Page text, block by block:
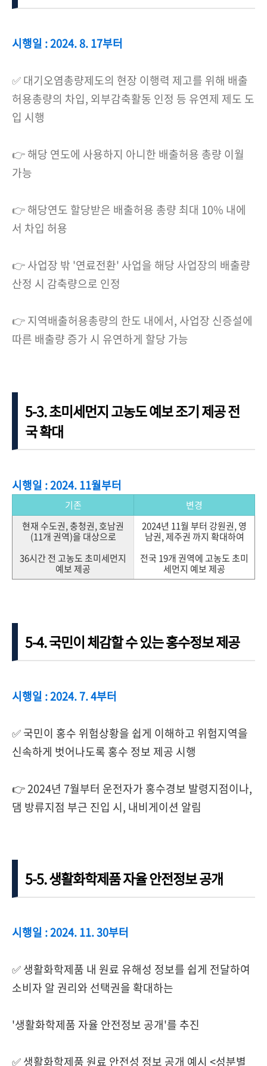
시행일 : 2024. 8. 17부터
✅ 대기오염총량제도의 현장 이행력 제고를 위해 배출
허용총량의 차입, 외부감축활동 인정 등 유연제 제도 도
입 시행
👉 해당 연도에 사용하지 아니한 배출허용 총량 이월
가능
👉 해당연도 할당받은 배출허용 총량 최대 10% 내에
서 차입 허용
👉 사업장 밖 '연료전환' 사업을 해당 사업장의 배출량
산정 시 감축량으로 인정
👉 지역배출허용총량의 한도 내에서, 사업장 신증설에
따른 배출량 증가 시 유연하게 할당 가능
5-3. 초미세먼지 고농도 예보 조기 제공 전
국 확대
시행일 : 2024. 11월부터
기존
변경
현재 수도권, 충청권, 호남권
(11개 권역)을 대상으로
36시간 전 고농도 초미세먼지
예보 제공
2024년 11월 부터 강원권, 영
남권, 제주권 까지 확대하여
전국 19개 권역에 고농도 초미
세먼지 예보 제공
5-4. 국민이 체감할 수 있는 홍수정보 제공
시행일 : 2024. 7. 4부터
✅ 국민이 홍수 위험상황을 쉽게 이해하고 위험지역을
신속하게 벗어나도록 홍수 정보 제공 시행
👉 2024년 7월부터 운전자가 홍수경보 발령지점이나,
댐 방류지점 부근 진입 시, 내비게이션 알림
5-5. 생활화학제품 자율 안전정보 공개
시행일 : 2024. 11. 30부터
✅ 생활화학제품 내 원료 유해성 정보를 쉽게 전달하여
소비자 알 권리와 선택권을 확대하는
'생활화학제품 자율 안전정보 공개'를 추진
✅ 생활화학제품 원료 안전성 정보 공개 예시 <성분별